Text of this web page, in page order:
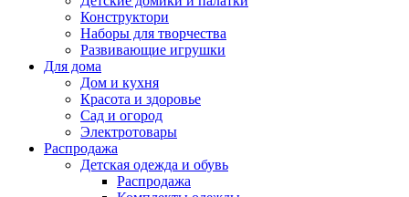
Конструктори
Наборы для творчества
Развивающие игрушки
Для дома
Дом и кухня
Красота и здоровье
Сад и огород
Электротовары
Распродажа
Детская одежда и обувь
Распродажа